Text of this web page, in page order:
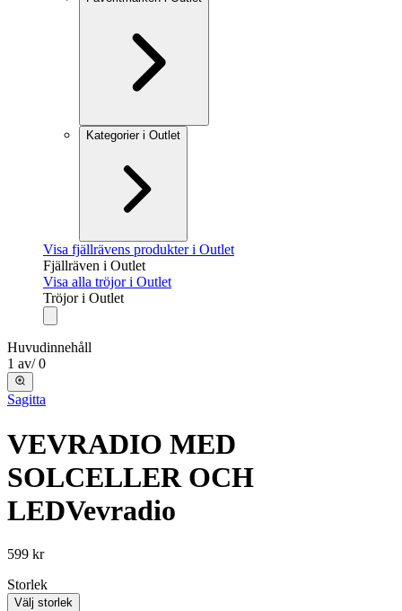
Kategorier i Outlet
Visa fjällrävens produkter i Outlet
Fjällräven i Outlet
Visa alla tröjor i Outlet
Tröjor i Outlet
Huvudinnehåll
1 av/ 0
Sagitta
VEVRADIO MED
SOLCELLER OCH
LEDVevradio
599 kr
Storlek
Välj storlek